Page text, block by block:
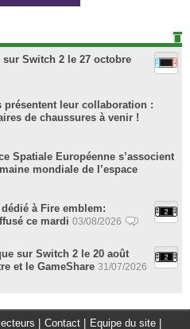
sur Switch 2 le 27 octobre
présentent leur collaboration :
de chaussures à venir !
Spatiale Européenne s’associent
mondiale de l’espace
à Fire emblem:
ce mardi 03/08/2026
sur Switch 2 le 20 août
et le GameShare 31/07/2026
Contact Equipe du site